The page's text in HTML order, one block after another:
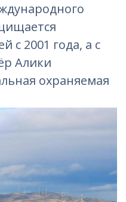
с 2001 года, а с
Алики
охраняемая